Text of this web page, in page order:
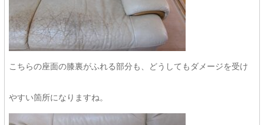
こちらの座面の膝裏がふれる部分も、どうしてもダメージを受け
やすい箇所になりますね。